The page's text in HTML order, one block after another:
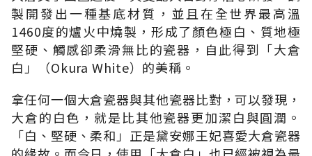
製開發出一種基底材質，並且在全世界最高溫
1460度的爐火中燒製，形成了顏色極白、質地極
堅硬、觸感卻柔滑無比的瓷器，自此得到「大倉
白」（Okura White）的美稱。
拿任何一個大倉瓷器與其他瓷器比對，可以發現，
大倉的白色，就是比其他瓷器更加潔白與圓潤。
「白、堅硬、柔和」正是黛安娜王妃喜愛大倉瓷器